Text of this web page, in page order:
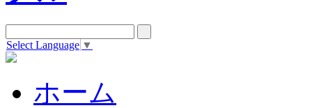
Select Language ▼
ホーム